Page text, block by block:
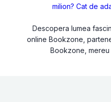
milion? Cat de
Descopera lumea
online Bookzone,
Bookzone, mereu